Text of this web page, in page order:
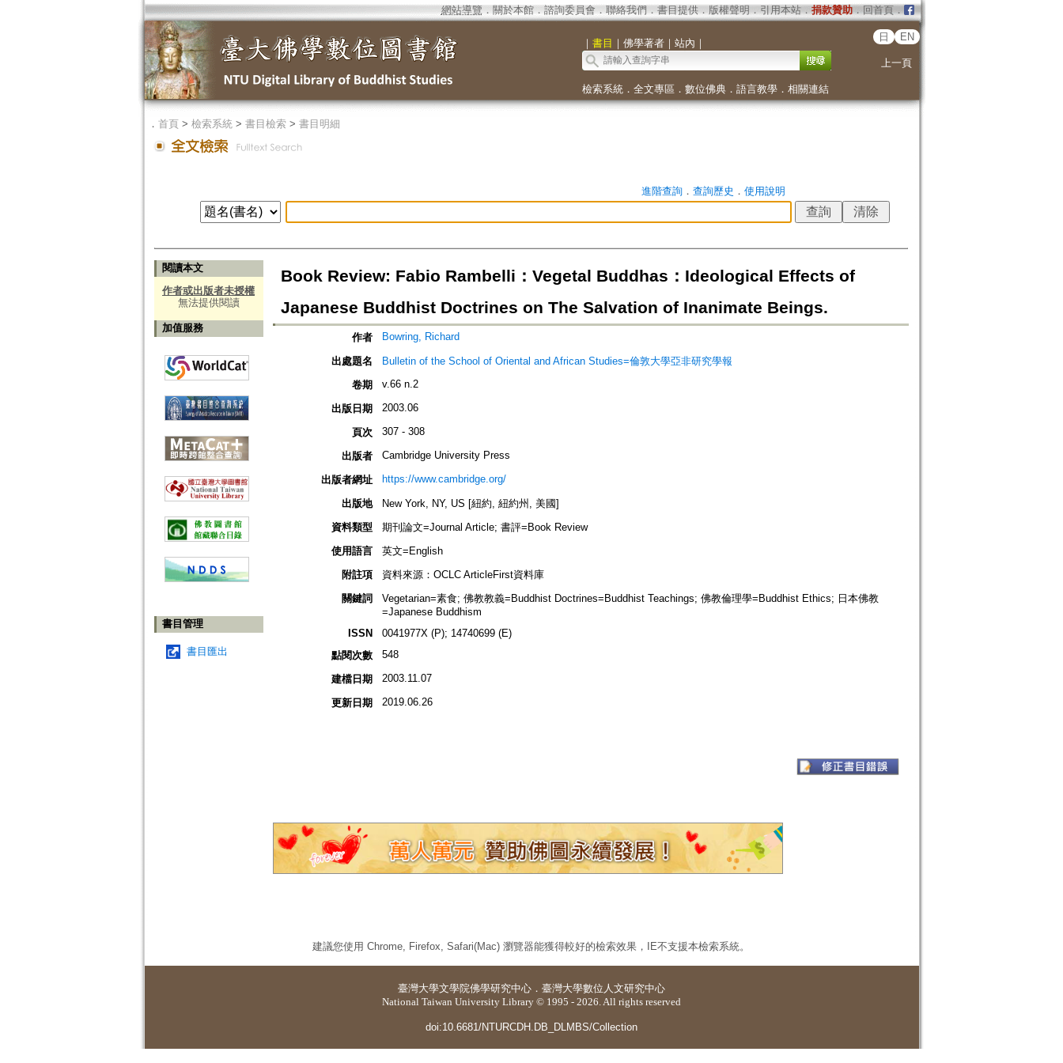
網站導覽 ． 關於本館． 諮詢委員會． 聯絡我們 ． 書目提供． 版權聲明 ． 引用本站． 捐款贊助．回首頁．
｜ 書目 ｜ 佛學著者｜ 站內 ｜
日 EN
上一頁
檢索系統． 全文專區 ． 數位佛典． 語言教學． 相關連結
． 首頁> 檢索系統> 書目檢索> 書目明細
進階查詢． 查詢歷史 ． 使用說明
閱讀本文
作者或出版者未授權
無法提供閱讀
加值服務
書目管理
書目匯出
Book Review: Fabio Rambelli：Vegetal Buddhas：Ideological Effects of
Japanese Buddhist Doctrines on The Salvation of Inanimate Beings.
作者 Bowring, Richard
出處題名
Bulletin of the School of Oriental and African Studies=倫敦大學亞非研究學報
卷期
v.66 n.2
出版日期 2003.06
頁次 307 - 308
出版者 Cambridge University Press
出版者網址 https://www.cambridge.org/
出版地
New York, NY, US [紐約, 紐約州, 美國]
資料類型
期刊論文=Journal Article; 書評=Book Review
使用語言
英文=English
附註項
資料來源：OCLC ArticleFirst資料庫
關鍵詞
Vegetarian=素食; 佛教教義=Buddhist Doctrines=Buddhist Teachings; 佛教倫理學=Buddhist Ethics; 日本佛教
=Japanese Buddhism
ISSN
0041977X (P); 14740699 (E)
點閱次數
548
建檔日期 2003.11.07
更新日期 2019.06.26
建議您使用 Chrome, Firefox, Safari(Mac) 瀏覽器能獲得較好的檢索效果，IE不支援本檢索系統。
臺灣大學文學院佛學研究中心 ． 臺灣大學數位人文研究中心
National Taiwan University Library © 1995 - 2026. All rights reserved
doi:10.6681/NTURCDH.DB_DLMBS/Collection